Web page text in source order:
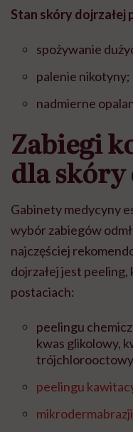
Stan skóry dojrzałej
spożywanie
palenie nikotyny;
nadmierne
Zabiegi
dla skóry
Gabinety medycyny
wybór zabiegów
najczęściej
dojrzałej jest
postaciach:
peelingu
kwas glikolowy,
peelingu
mikrodermabrazji